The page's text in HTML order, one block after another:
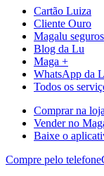
Cartão Luiza
Cliente Ouro
Magalu seguros
Blog da Lu
Maga +
WhatsApp da
Todos os
Comprar na loja
Vender no
Baixe o
Compre pelo telefone